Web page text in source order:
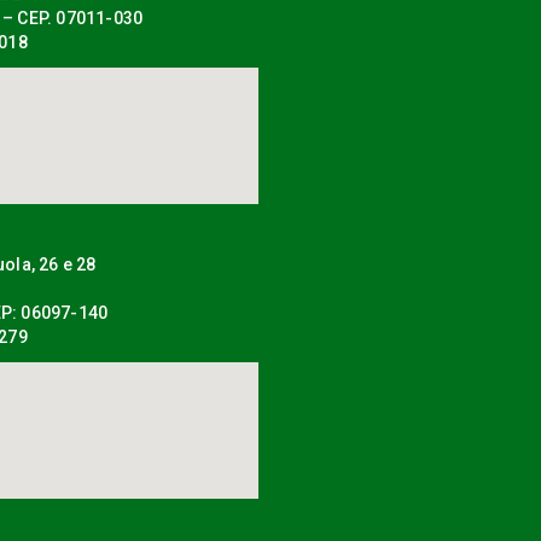
CEP. 07011-030
26 e 28
06097-140